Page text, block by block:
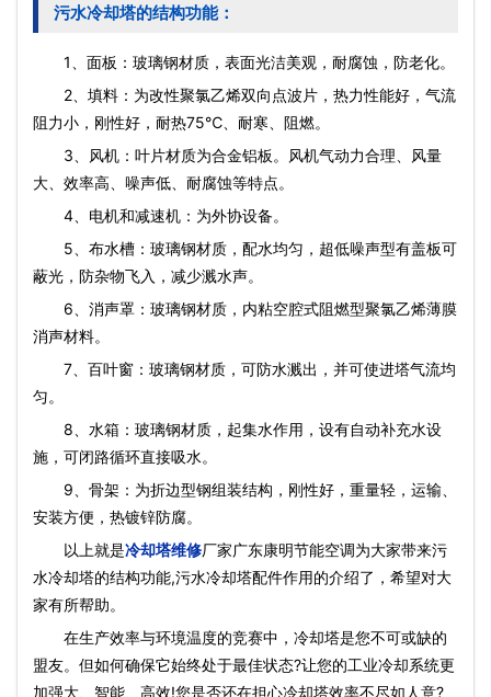
污水冷却塔的结构功能：
1、面板：玻璃钢材质，表面光洁美观，耐腐蚀，防老化。
2、填料：为改性聚氯乙烯双向点波片，热力性能好，气流
阻力小，刚性好，耐热75℃、耐寒、阻燃。
3、风机：叶片材质为合金铝板。风机气动力合理、风量
大、效率高、噪声低、耐腐蚀等特点。
4、电机和减速机：为外协设备。
5、布水槽：玻璃钢材质，配水均匀，超低噪声型有盖板可
蔽光，防杂物飞入，减少溅水声。
6、消声罩：玻璃钢材质，内粘空腔式阻燃型聚氯乙烯薄膜
消声材料。
7、百叶窗：玻璃钢材质，可防水溅出，并可使进塔气流均
匀。
8、水箱：玻璃钢材质，起集水作用，设有自动补充水设
施，可闭路循环直接吸水。
9、骨架：为折边型钢组装结构，刚性好，重量轻，运输、
安装方便，热镀锌防腐。
以上就是冷却塔维修厂家广东康明节能空调为大家带来污
水冷却塔的结构功能,污水冷却塔配件作用的介绍了，希望对大
家有所帮助。
在生产效率与环境温度的竞赛中，冷却塔是您不可或缺的
盟友。但如何确保它始终处于最佳状态?让您的工业冷却系统更
加强大、智能、高效!您是否还在担心冷却塔效率不尽如人意?